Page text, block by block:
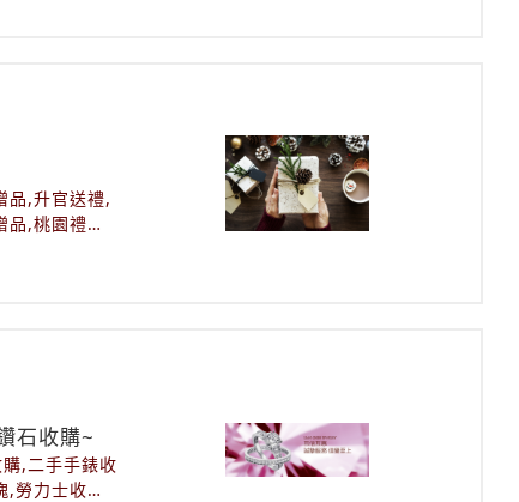
手餐飲設備,
房設備回
冰,玉米熊沙
,臥式工作台
,飲料店回收
器設備
品,升官送禮,
,桃園禮贈
型禮品,高價
石收購~
,二手手錶收
勞力士收購,